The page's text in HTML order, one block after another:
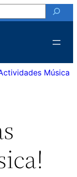
Música